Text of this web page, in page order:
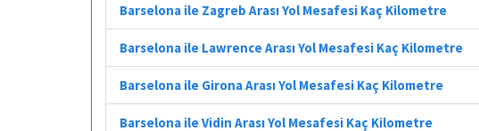
Barselona ile Zagreb Arası Yol Mesafesi Kaç Kilometre
Barselona ile Lawrence Arası Yol Mesafesi Kaç Kilometre
Barselona ile Girona Arası Yol Mesafesi Kaç Kilometre
Barselona ile Vidin Arası Yol Mesafesi Kaç Kilometre